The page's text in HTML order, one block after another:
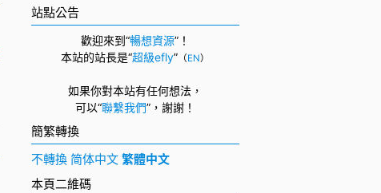
站點公告
歡迎來到“暢想資源”！
本站的站長是“超級efly” （EN）
如果你對本站有任何想法，
可以“聯繫我們”， 謝謝！
簡繁轉換
不轉換 简体中文 繁體中文
本頁二維碼